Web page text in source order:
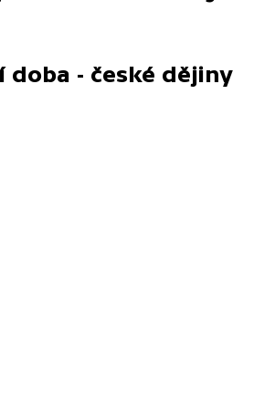
doba - české dějiny